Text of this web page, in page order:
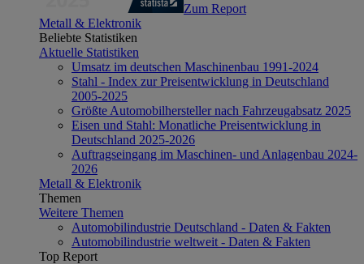
Zum Report
Metall & Elektronik
Beliebte Statistiken
Aktuelle Statistiken
Umsatz im deutschen Maschinenbau 1991-2024
Stahl - Index zur Preisentwicklung in Deutschland
2005-2025
Größte Automobilhersteller nach Fahrzeugabsatz 2025
Eisen und Stahl: Monatliche Preisentwicklung in
Deutschland 2025-2026
Auftragseingang im Maschinen- und Anlagenbau 2024-
2026
Metall & Elektronik
Themen
Weitere Themen
Automobilindustrie Deutschland - Daten & Fakten
Automobilindustrie weltweit - Daten & Fakten
Top Report